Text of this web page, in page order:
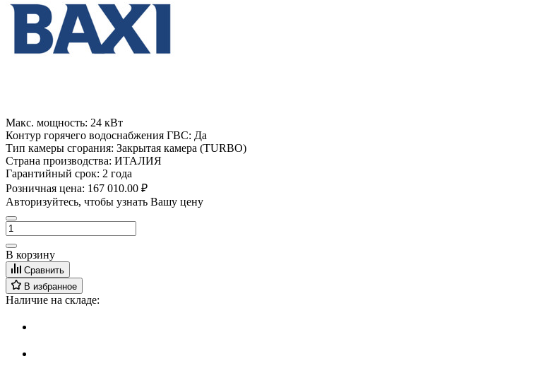
Макс. мощность: 24 кВт
Контур горячего водоснабжения ГВС: Да
Тип камеры сгорания: Закрытая камера (TURBO)
Страна производства: ИТАЛИЯ
Гарантийный срок: 2 года
Розничная цена: 167 010.00 ₽
Авторизуйтесь, чтобы узнать Вашу цену
В корзину
Сравнить
В избранное
Наличие на складе: